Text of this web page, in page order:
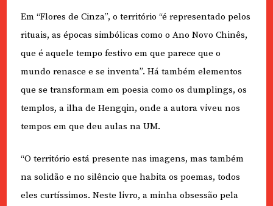
Em “Flores de Cinza”, o território “é representado pelos
rituais, as épocas simbólicas como o Ano Novo Chinês,
que é aquele tempo festivo em que parece que o
mundo renasce e se inventa”. Há também elementos
que se transformam em poesia como os dumplings, os
templos, a ilha de Hengqin, onde a autora viveu nos
tempos em que deu aulas na UM.
“O território está presente nas imagens, mas também
na solidão e no silêncio que habita os poemas, todos
eles curtíssimos. Neste livro, a minha obsessão pela